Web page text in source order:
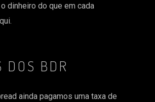
dinheiro do que em cada
DOS BDR
ainda pagamos uma taxa de